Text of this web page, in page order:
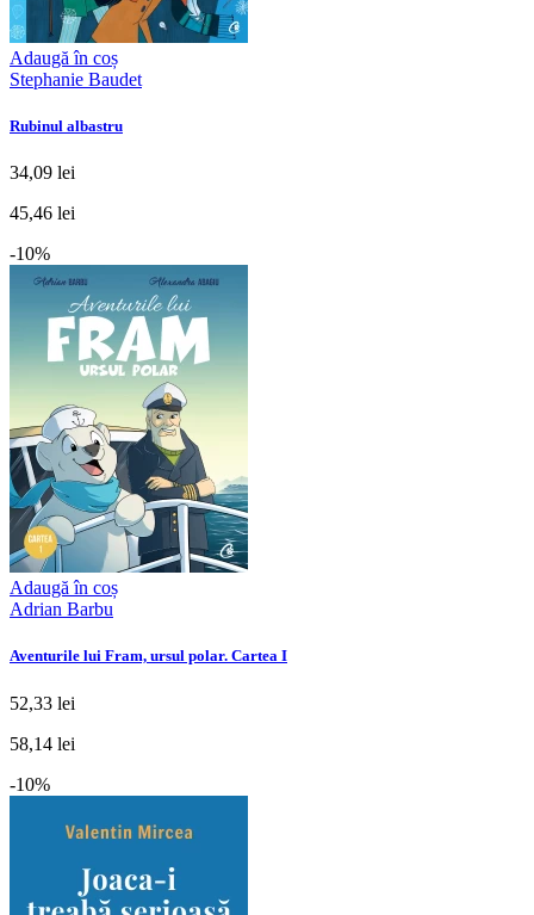
Adaugă în coș
Stephanie Baudet
Rubinul albastru
34,09 lei
45,46 lei
-10%
Adaugă în coș
Adrian Barbu
Aventurile lui Fram, ursul polar. Cartea I
52,33 lei
58,14 lei
-10%